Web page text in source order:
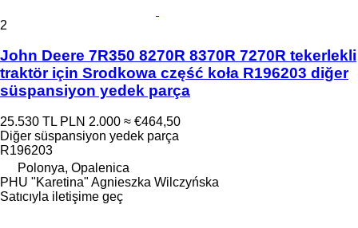
2
John Deere 7R350 8270R 8370R 7270R tekerlekli
traktör için Srodkowa część koła R196203 diğer
süspansiyon yedek parça
25.530 TL PLN 2.000 ≈ €464,50
Diğer süspansiyon yedek parça
R196203
Polonya, Opalenica
PHU "Karetina" Agnieszka Wilczyńska
Satıcıyla iletişime geç